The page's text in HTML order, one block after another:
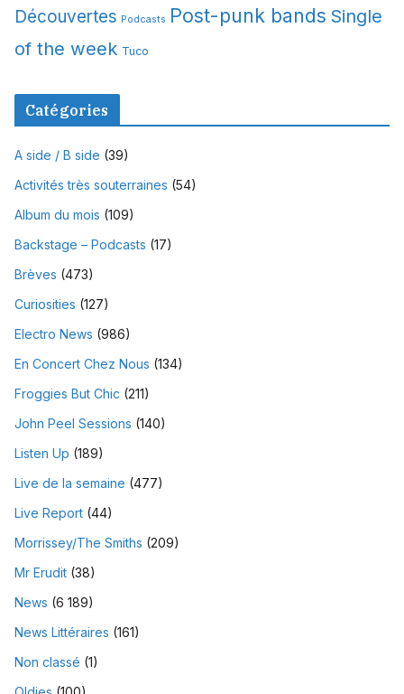
Découvertes Podcasts Post-punk bands Single
of the week Tuco
Catégories
A side / B side (39)
Activités très souterraines (54)
Album du mois (109)
Backstage – Podcasts (17)
Brèves (473)
Curiosities (127)
Electro News (986)
En Concert Chez Nous (134)
Froggies But Chic (211)
John Peel Sessions (140)
Listen Up (189)
Live de la semaine (477)
Live Report (44)
Morrissey/The Smiths (209)
Mr Erudit (38)
News (6 189)
News Littéraires (161)
Non classé (1)